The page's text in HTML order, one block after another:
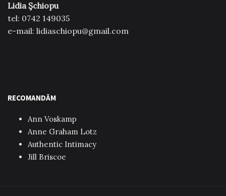
Lidia Şchiopu
tel: 0742 149035
e-mail: lidiaschiopu@gmail.com
RECOMANDĂM
Ann Voskamp
Anne Graham Lotz
Authentic Intimacy
Jill Briscoe